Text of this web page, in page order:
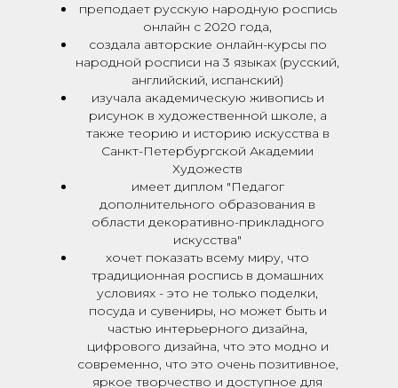
преподает русскую народную роспись
онлайн с 2020 года,
создала авторские онлайн-курсы по
народной росписи на 3 языках (русский,
английский, испанский)
изучала академическую живопись и
рисунок в художественной школе, а
также теорию и историю искусства в
Санкт-Петербургской Академии
Художеств
имеет диплом "Педагог
дополнительного образования в
области декоративно-прикладного
искусства"
хочет показать всему миру, что
традиционная роспись в домашних
условиях - это не только поделки,
посуда и сувениры, но может быть и
частью интерьерного дизайна,
цифрового дизайна, что это модно и
современно, что это очень позитивное,
яркое творчество и доступное для